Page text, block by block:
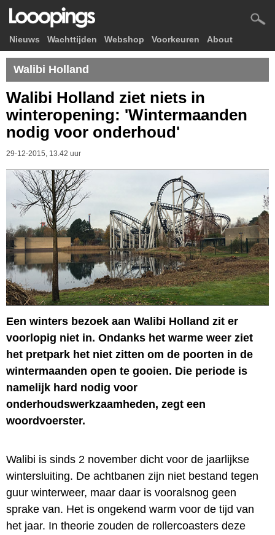
Nieuws Wachttijden Webshop Voorkeuren About
Walibi Holland
Walibi Holland ziet niets in
winteropening: 'Wintermaanden
nodig voor onderhoud'
29-12-2015, 13.42 uur
Een winters bezoek aan Walibi Holland zit er
voorlopig niet in. Ondanks het warme weer ziet
het pretpark het niet zitten om de poorten in de
wintermaanden open te gooien. Die periode is
namelijk hard nodig voor
onderhoudswerkzaamheden, zegt een
woordvoerster.
Walibi is sinds 2 november dicht voor de jaarlijkse
wintersluiting. De achtbanen zijn niet bestand tegen
guur winterweer, maar daar is vooralsnog geen
sprake van. Het is ongekend warm voor de tijd van
het jaar. In theorie zouden de rollercoasters deze